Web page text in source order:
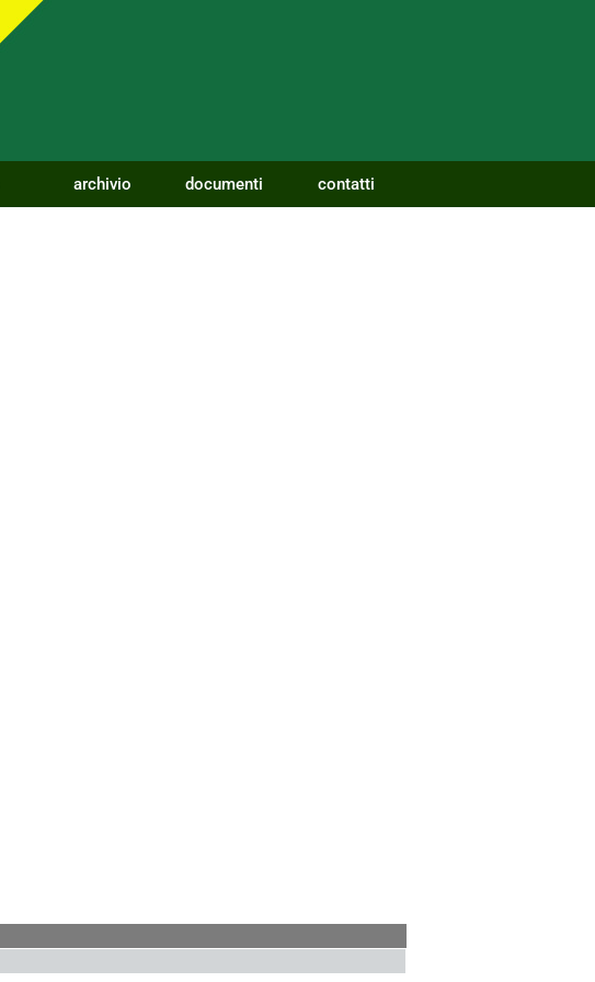
archivio documenti contatti